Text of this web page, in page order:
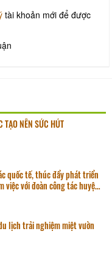
tài khoản mới để được
NÊN SỨC HÚT
quốc tế, thúc đẩy phát triển
với đoàn công tác huyện
lịch trải nghiệm miệt vườn